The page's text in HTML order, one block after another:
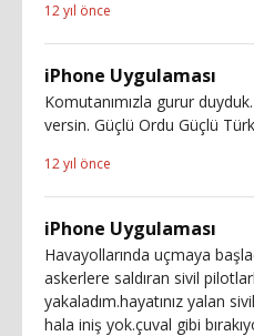
12 yıl önce
iPhone Uygulaması
Komutanımızla gurur
versin. Güçlü Ordu Güçlü
12 yıl önce
iPhone Uygulaması
Havayollarında uçmaya
askerlere saldıran sivil
yakaladım.hayatınız yalan
hala iniş yok.çuval gibi